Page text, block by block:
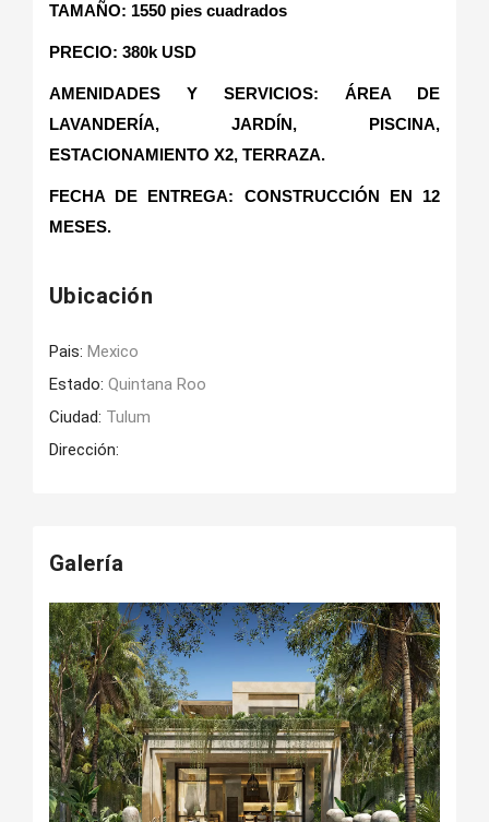
TAMAÑO: 1550 pies cuadrados
PRECIO: 380k USD
AMENIDADES Y SERVICIOS: ÁREA DE
LAVANDERÍA, JARDÍN, PISCINA,
ESTACIONAMIENTO X2, TERRAZA.
FECHA DE ENTREGA: CONSTRUCCIÓN EN 12
MESES.
Ubicación
Pais: Mexico
Estado: Quintana Roo
Ciudad: Tulum
Dirección:
Galería